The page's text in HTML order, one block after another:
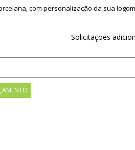
com personalização da sua
Solicitações